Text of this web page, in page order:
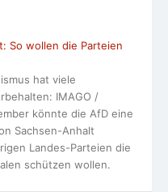
So wollen die Parteien
hat viele
IMAGO /
könnte die AfD eine
Sachsen-Anhalt
Landes-Parteien die
schützen wollen.